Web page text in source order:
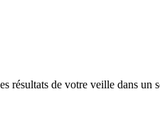
résultats de votre veille dans un